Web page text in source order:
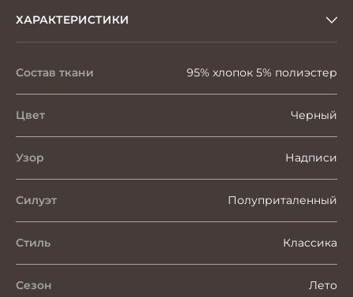
ХАРАКТЕРИСТИКИ
Состав ткани 95% хлопок 5% полиэстер
Цвет Черный
Узор Надписи
Силуэт Полуприталенный
Стиль Классика
Сезон Лето